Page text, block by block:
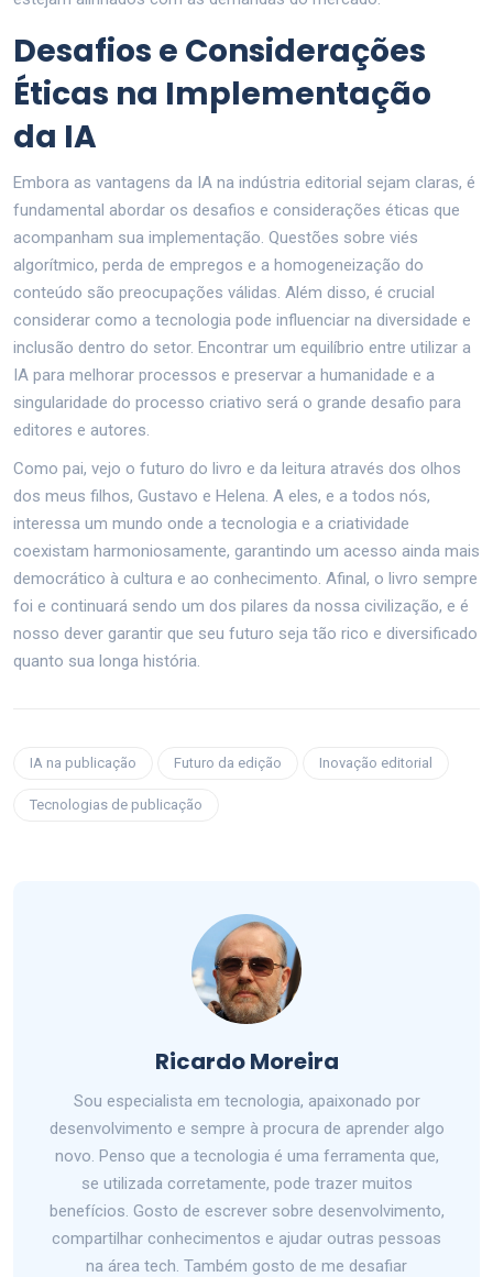
Desafios e Considerações
Éticas na Implementação
da IA
Embora as vantagens da IA na indústria editorial sejam claras, é
fundamental abordar os desafios e considerações éticas que
acompanham sua implementação. Questões sobre viés
algorítmico, perda de empregos e a homogeneização do
conteúdo são preocupações válidas. Além disso, é crucial
considerar como a tecnologia pode influenciar na diversidade e
inclusão dentro do setor. Encontrar um equilíbrio entre utilizar a
IA para melhorar processos e preservar a humanidade e a
singularidade do processo criativo será o grande desafio para
editores e autores.
Como pai, vejo o futuro do livro e da leitura através dos olhos
dos meus filhos, Gustavo e Helena. A eles, e a todos nós,
interessa um mundo onde a tecnologia e a criatividade
coexistam harmoniosamente, garantindo um acesso ainda mais
democrático à cultura e ao conhecimento. Afinal, o livro sempre
foi e continuará sendo um dos pilares da nossa civilização, e é
nosso dever garantir que seu futuro seja tão rico e diversificado
quanto sua longa história.
IA na publicação Futuro da edição Inovação editorial
Tecnologias de publicação
Ricardo Moreira
Sou especialista em tecnologia, apaixonado por
desenvolvimento e sempre à procura de aprender algo
novo. Penso que a tecnologia é uma ferramenta que,
se utilizada corretamente, pode trazer muitos
benefícios. Gosto de escrever sobre desenvolvimento,
compartilhar conhecimentos e ajudar outras pessoas
na área tech. Também gosto de me desafiar